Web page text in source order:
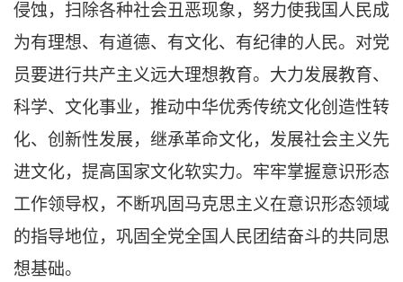
侵蚀，扫除各种社会丑恶现象，努力使我国人民成
为有理想、有道德、有文化、有纪律的人民。对党
员要进行共产主义远大理想教育。大力发展教育、
科学、文化事业，推动中华优秀传统文化创造性转
化、创新性发展，继承革命文化，发展社会主义先
进文化，提高国家文化软实力。牢牢掌握意识形态
工作领导权，不断巩固马克思主义在意识形态领域
的指导地位，巩固全党全国人民团结奋斗的共同思
想基础。